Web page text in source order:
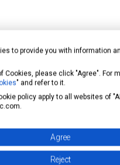
、超低消費電流オ
to provide you with information
Cookies, please click "Agree". For
" and refer to it.
policy apply to all websites of
Agree
Reject